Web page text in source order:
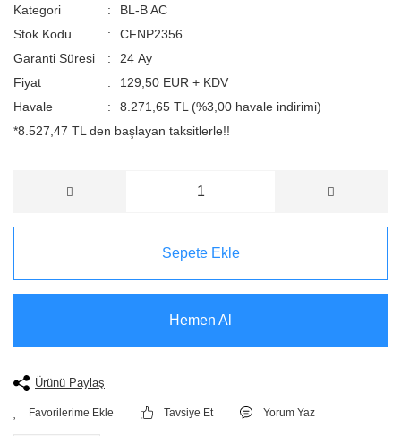
Kategori
BL-B AC
Stok Kodu
CFNP2356
Garanti Süresi
24 Ay
Fiyat
129,50 EUR + KDV
Havale
8.271,65 TL (%3,00 havale indirimi)
*8.527,47 TL den başlayan taksitlerle!!
Sepete Ekle
Hemen Al
Ürünü Paylaş
Tavsiye Et Yorum Yaz